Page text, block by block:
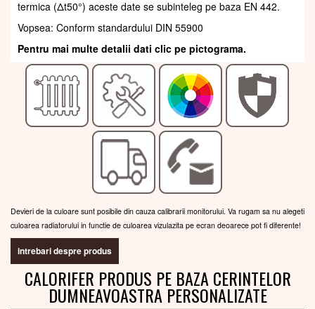
termica (Δt50°) aceste date se subinteleg pe baza EN 442.
Vopsea: Conform standardului DIN 55900
Pentru mai multe detalii dati clic pe pictograma.
Devieri de la culoare sunt posibile din cauza calibrarii monitorului. Va rugam sa nu alegeti
culoarea radiatorului in functie de culoarea vizulazita pe ecran deoarece pot fi diferente!
intrebari despre produs
CALORIFER PRODUS PE BAZA CERINTELOR
DUMNEAVOASTRA PERSONALIZATE